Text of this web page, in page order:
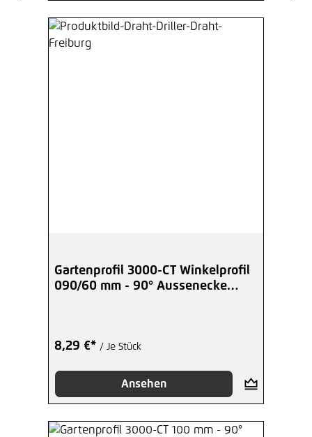
Gartenprofil 3000-CT Winkelprofil
090/60 mm - 90° Aussenecke
8,29 €* / Je Stück
Ansehen